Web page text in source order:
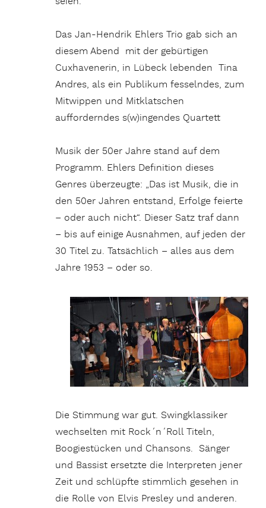
Das Jan-Hendrik Ehlers Trio gab sich an
diesem Abend mit der gebürtigen
Cuxhavenerin, in Lübeck lebenden Tina
Andres, als ein Publikum fesselndes, zum
Mitwippen und Mitklatschen
aufforderndes s(w)ingendes Quartett
Musik der 50er Jahre stand auf dem
Programm. Ehlers Definition dieses
Genres überzeugte: „Das ist Musik, die in
den 50er Jahren entstand, Erfolge feierte
– oder auch nicht“. Dieser Satz traf dann
– bis auf einige Ausnahmen, auf jeden der
30 Titel zu. Tatsächlich – alles aus dem
Jahre 1953 – oder so.
Die Stimmung war gut. Swingklassiker
wechselten mit Rock´n´Roll Titeln,
Boogiestücken und Chansons. Sänger
und Bassist ersetzte die Interpreten jener
Zeit und schlüpfte stimmlich gesehen in
die Rolle von Elvis Presley und anderen.